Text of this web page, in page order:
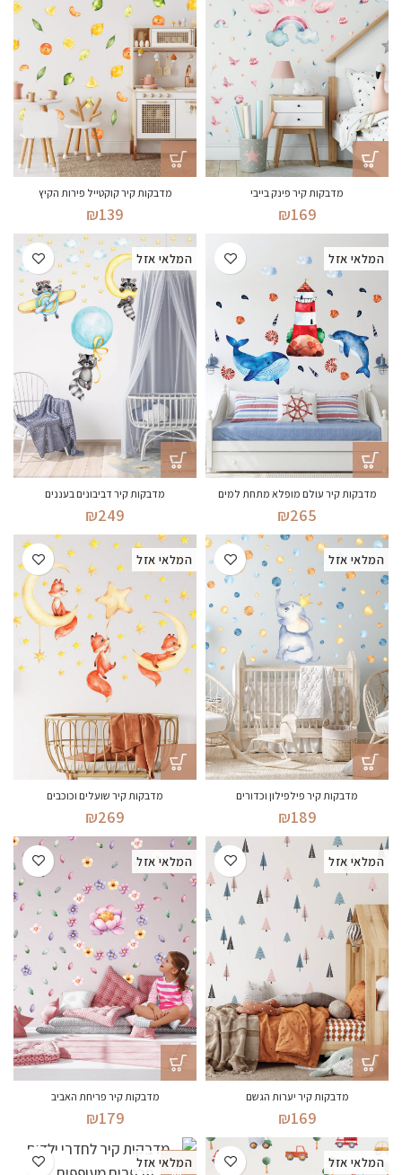
מדבקות קיר פינק בייבי
₪169
מדבקות קיר קוקטייל פירות הקיץ
₪139
המלאי אזל
מדבקות קיר עולם מופלא מתחת למים
₪265
המלאי אזל
מדבקות קיר דביבונים בעננים
₪249
המלאי אזל
מדבקות קיר פילפילון וכדורים
₪189
המלאי אזל
מדבקות קיר שועלים וכוכבים
₪269
המלאי אזל
מדבקות קיר יערות הגשם
₪169
המלאי אזל
מדבקות קיר פריחת האביב
₪179
המלאי אזל המלאי אזל